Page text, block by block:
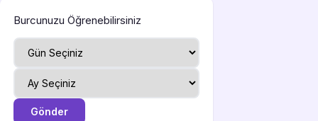
Burcunuzu Öğrenebilirsiniz